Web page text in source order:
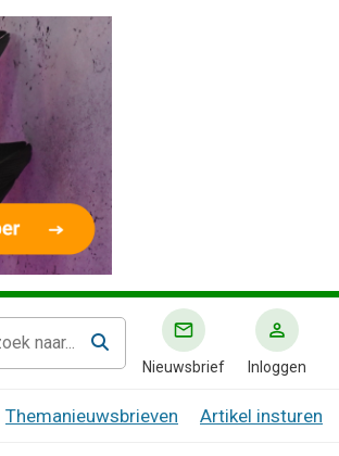
Nieuwsbrief Inloggen
Themanieuwsbrieven Artikel insturen